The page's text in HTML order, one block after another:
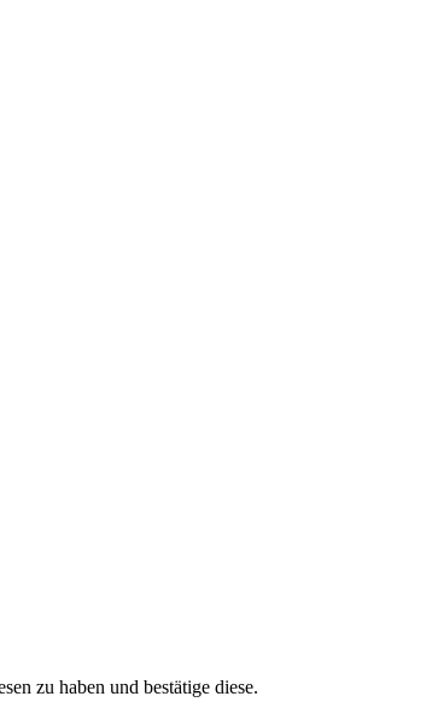
zu haben und bestätige diese.